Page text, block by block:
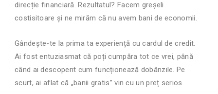
direcție financiară. Rezultatul? Facem greșeli
costisitoare și ne mirăm că nu avem bani de economii.
Gândește-te la prima ta experiență cu cardul de credit.
Ai fost entuziasmat că poți cumpăra tot ce vrei, până
când ai descoperit cum funcționează dobânzile. Pe
scurt, ai aflat că „banii gratis” vin cu un preț serios.